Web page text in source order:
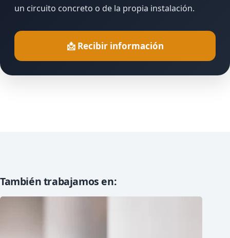
un circuito concreto o de la propia instalación.
📩 Recibir información
También trabajamos en: